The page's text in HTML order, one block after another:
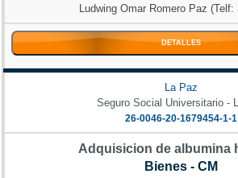
Ludwing Omar Romero Paz (Telf:
DETALLES
La Paz
Seguro Social Universitario -
26-0046-20-1679454-1-1
Adquisicion de albumina
Bienes - CM